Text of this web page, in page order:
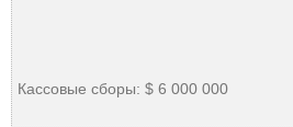
Кассовые сборы: $ 6 000 000